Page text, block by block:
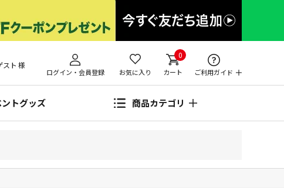
スト 様
ログイン・会員登録 お気に入り
0
カート ご利用ガイド
トグッズ 商品カテゴリ